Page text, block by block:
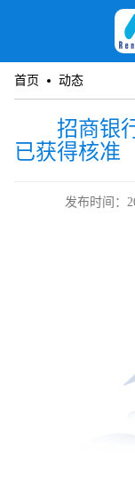
首页 动态
招商银
已获得核准
发布时间：